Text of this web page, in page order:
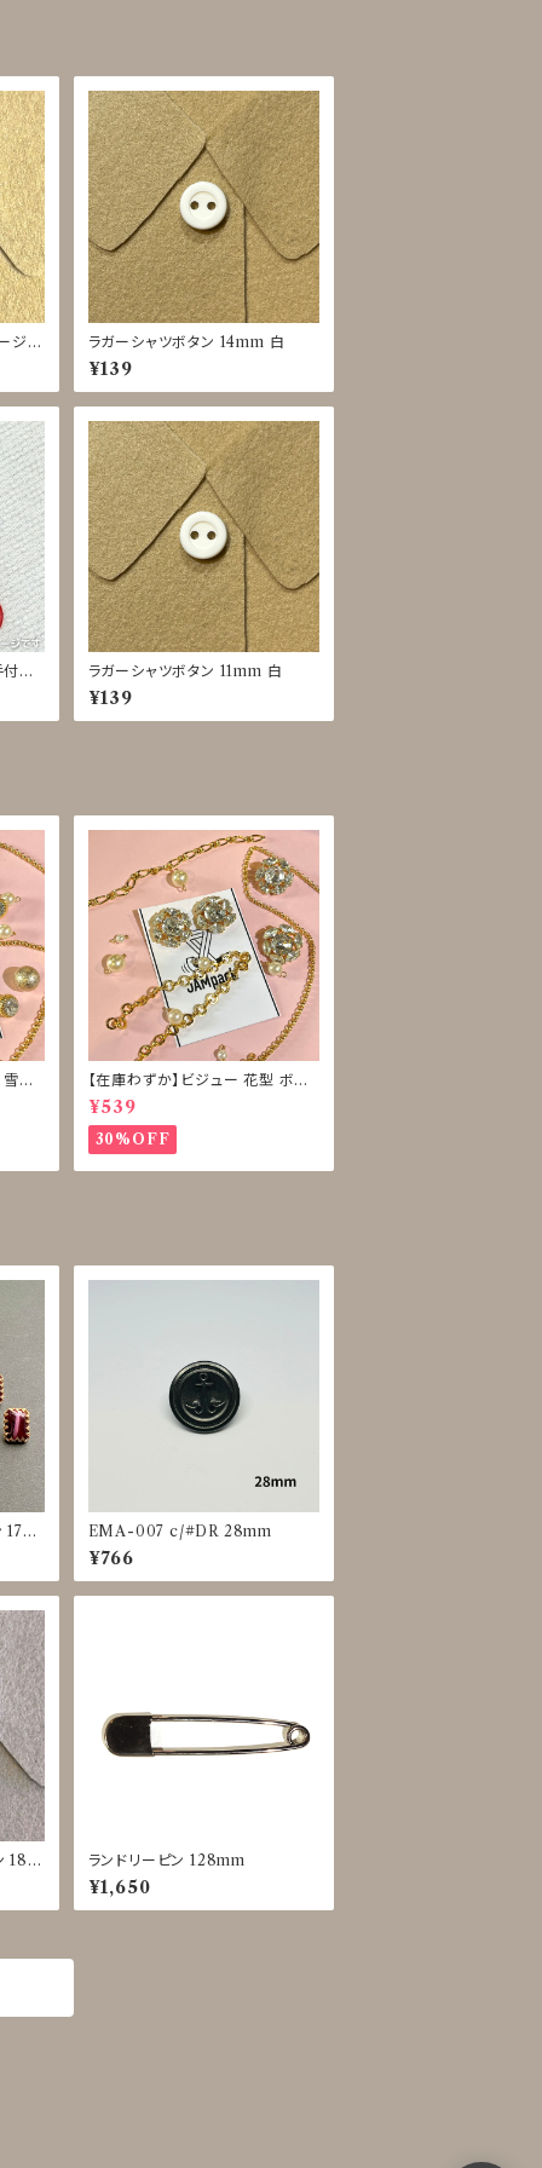
ジ
ラガーシャツボタン 14mm 白
¥139
け
ラガーシャツボタン 11mm 白
¥139
雪型
【在庫わずか】ビジュー 花型 ボタ
ン 再販なし
¥539
30%OFF
17m EMA-007 c/#DR 28mm
¥766
18m
ランドリーピン 128mm
¥1,650